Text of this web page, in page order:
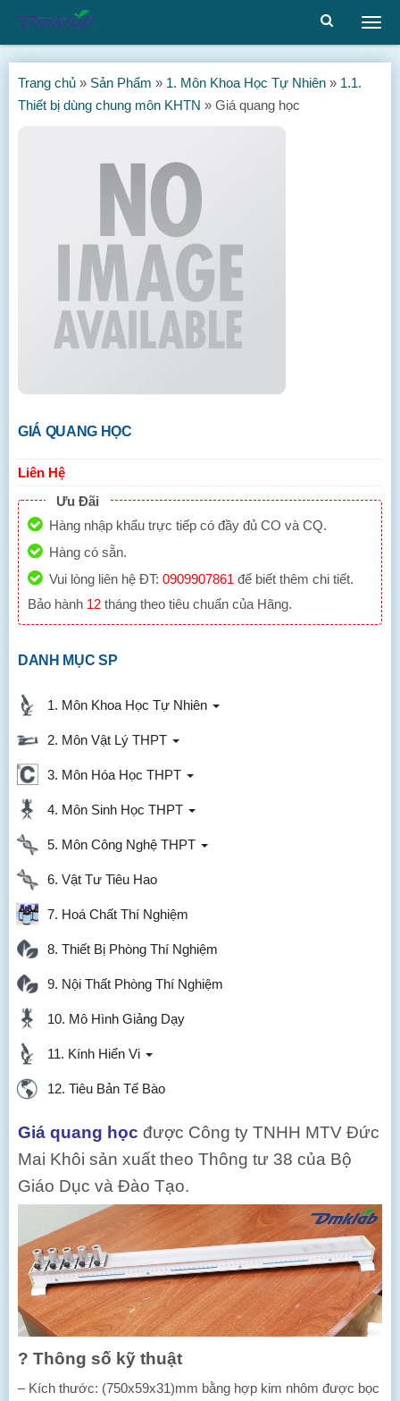
Trang chủ » Sản Phẩm » 1. Môn Khoa Học Tự Nhiên » 1.1.
Thiết bị dùng chung môn KHTN » Giá quang học
GIÁ QUANG HỌC
Liên Hệ
Ưu Đãi
Hàng nhập khẩu trực tiếp có đầy đủ CO và CQ.
Hàng có sẵn.
Vui lòng liên hệ ĐT: 0909907861 để biết thêm chi tiết.
Bảo hành 12 tháng theo tiêu chuẩn của Hãng.
DANH MỤC SP
1. Môn Khoa Học Tự Nhiên
2. Môn Vật Lý THPT
3. Môn Hóa Học THPT
4. Môn Sinh Học THPT
5. Môn Công Nghệ THPT
6. Vật Tư Tiêu Hao
7. Hoá Chất Thí Nghiệm
8. Thiết Bị Phòng Thí Nghiệm
9. Nội Thất Phòng Thí Nghiệm
10. Mô Hình Giảng Dạy
11. Kính Hiển Vi
12. Tiêu Bản Tế Bào
Giá quang học được Công ty TNHH MTV Đức
Mai Khôi sản xuất theo Thông tư 38 của Bộ
Giáo Dục và Đào Tạo.
? Thông số kỹ thuật
– Kích thước: (750x59x31)mm bằng hợp kim nhôm được bọc